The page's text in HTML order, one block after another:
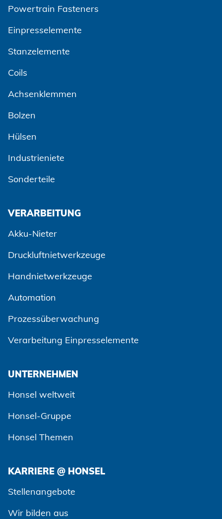
Powertrain Fasteners
Einpresselemente
Stanzelemente
Coils
Achsenklemmen
Bolzen
Hülsen
Industrieniete
Sonderteile
VERARBEITUNG
Akku-Nieter
Druckluftnietwerkzeuge
Handnietwerkzeuge
Automation
Prozessüberwachung
Verarbeitung Einpresselemente
UNTERNEHMEN
Honsel weltweit
Honsel-Gruppe
Honsel Themen
KARRIERE @ HONSEL
Stellenangebote
Wir bilden aus